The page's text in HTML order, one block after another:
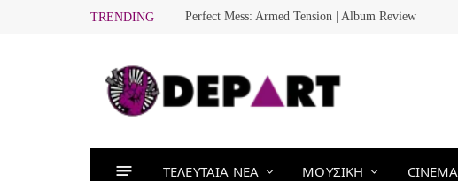
TRENDING Perfect Mess: Armed Tension | Album Review
ΤΕΛΕΥΤΑΙΑ ΝΕΑ ΜΟΥΣΙΚΗ CINEMA